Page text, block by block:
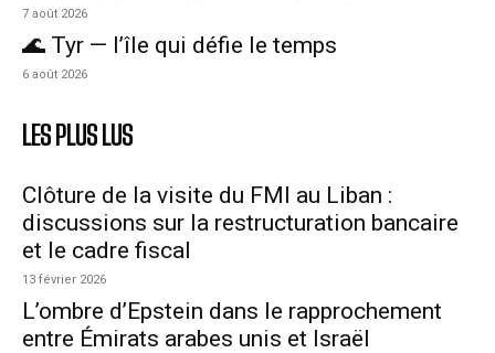
7 août 2026
🌊 Tyr — l’île qui défie le temps
6 août 2026
LES PLUS LUS
Clôture de la visite du FMI au Liban :
discussions sur la restructuration bancaire
et le cadre fiscal
13 février 2026
L’ombre d’Epstein dans le rapprochement
entre Émirats arabes unis et Israël